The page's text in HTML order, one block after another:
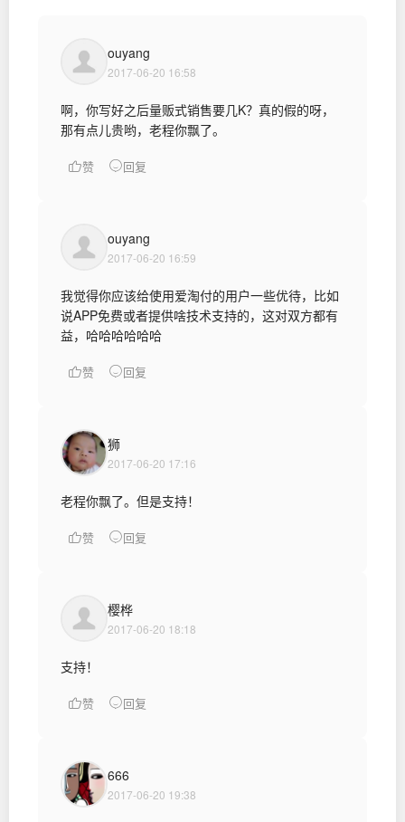
ouyang
2017-06-20 16:58
啊，你写好之后量贩式销售要几K？真的假的呀，
那有点儿贵哟，老程你飘了。
赞 回复
ouyang
2017-06-20 16:59
我觉得你应该给使用爱淘付的用户一些优待，比如
说APP免费或者提供啥技术支持的，这对双方都有
益，哈哈哈哈哈哈
赞 回复
狮
2017-06-20 17:16
老程你飘了。但是支持！
赞 回复
樱桦
2017-06-20 18:18
支持！
赞 回复
666
2017-06-20 19:38